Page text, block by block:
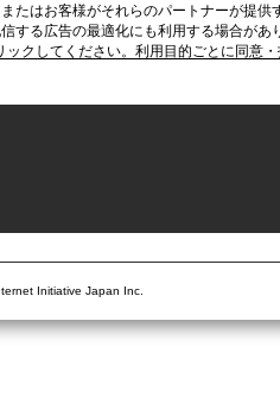
たはお客様がそれらのパートナーが提
する広告の最適化にも利用する場合が
ックしてください。利用目的ごとに同意
Initiative Japan Inc.